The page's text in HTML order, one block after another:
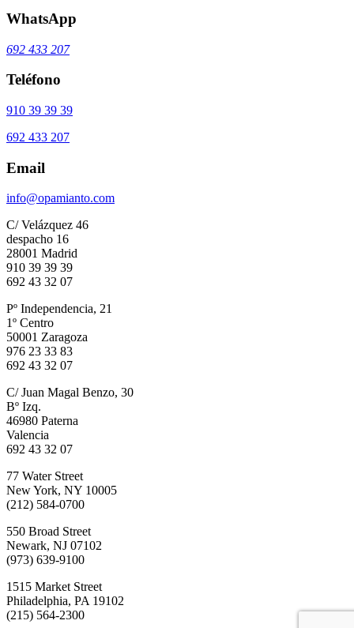
WhatsApp
692 433 207
Teléfono
910 39 39 39
692 433 207
Email
info@opamianto.com
C/ Velázquez 46
despacho 16
28001 Madrid
910 39 39 39
692 43 32 07
Pº Independencia, 21
1º Centro
50001 Zaragoza
976 23 33 83
692 43 32 07
C/ Juan Magal Benzo, 30
Bº Izq.
46980 Paterna
Valencia
692 43 32 07
77 Water Street
New York, NY 10005
(212) 584-0700
550 Broad Street
Newark, NJ 07102
(973) 639-9100
1515 Market Street
Philadelphia, PA 19102
(215) 564-2300